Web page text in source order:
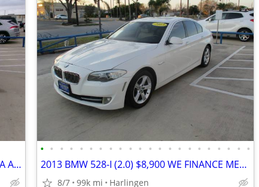
2016 HONDA ODYSSEY EX-L 3.5 MENCHACA AUTO SALES
• • • • • • • • • • • • • • • • • • • • • •
2013 BMW 528-I (2.0) $8,900 WE FINANCE MENCHACA AUTO SALES
8/7 99k mi Harlingen